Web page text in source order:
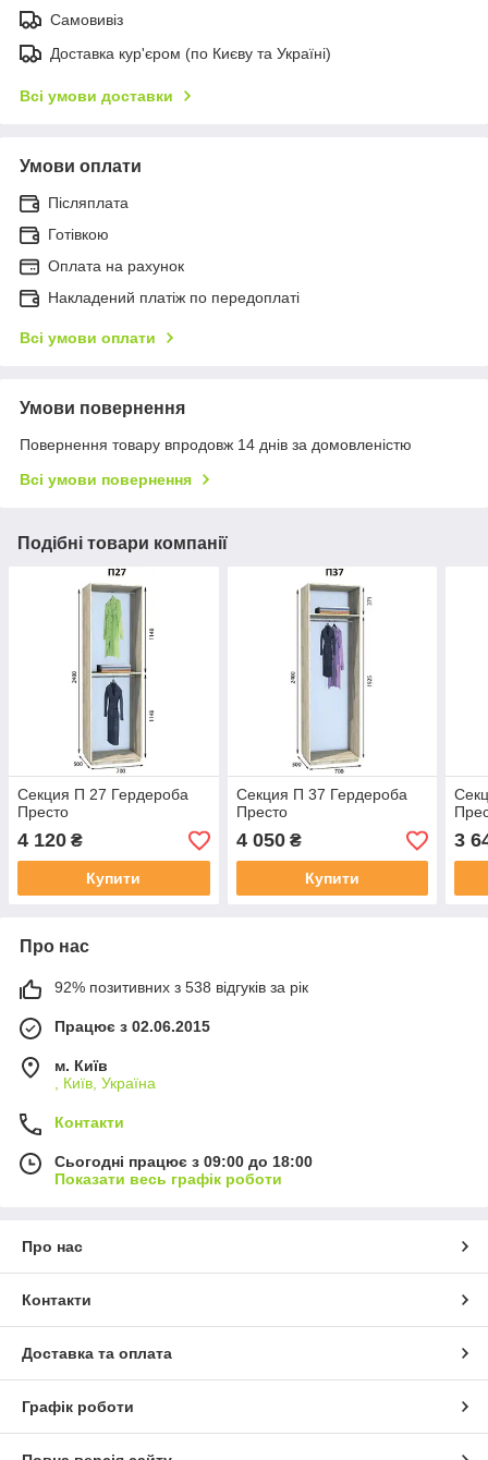
Самовивіз
Доставка кур'єром (по Києву та Україні)
Всі умови доставки
Умови оплати
Післяплата
Готівкою
Оплата на рахунок
Накладений платіж по передоплаті
Всі умови оплати
Умови повернення
Повернення товару впродовж 14 днів за домовленістю
Всі умови повернення
Подібні товари компанії
Секция П 27 Гердероба
Престо
4 120 ₴
Купити
Секция П 37 Гердероба
Престо
4 050₴
Купити
3
Про нас
92% позитивних з 538 відгуків за рік
Працює з 02.06.2015
м. Київ
, Київ, Україна
Контакти
Сьогодні працює з 09:00 до 18:00
Показати весь графік роботи
Про нас
Контакти
Доставка та оплата
Графік роботи